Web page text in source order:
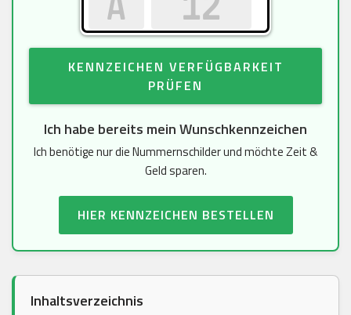
KENNZEICHEN VERFÜGBARKEIT
PRÜFEN
Ich habe bereits mein Wunschkennzeichen
Ich benötige nur die Nummernschilder und möchte Zeit &
Geld sparen.
HIER KENNZEICHEN BESTELLEN
Inhaltsverzeichnis